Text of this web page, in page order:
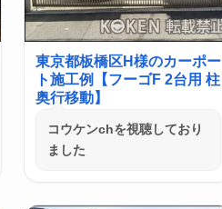
東京都板橋区H様のカーポー
ト施工例【フーゴF 2台用 柱
奥行移動】
コウケンchを視聴しており
ました